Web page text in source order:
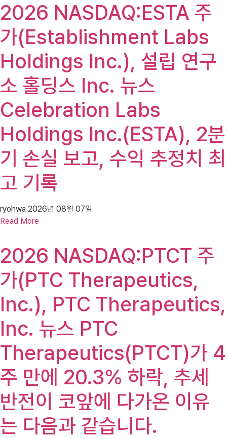
2026 NASDAQ:ESTA 주
가(Establishment Labs
Holdings Inc.), 설립 연구
소 홀딩스 Inc. 뉴스
Celebration Labs
Holdings Inc.(ESTA), 2분
기 손실 보고, 수익 추정치 최
고 기록
ryohwa 2026년 08월 07일
Read More
2026 NASDAQ:PTCT 주
가(PTC Therapeutics,
Inc.), PTC Therapeutics,
Inc. 뉴스 PTC
Therapeutics(PTCT)가 4
주 만에 20.3% 하락, 추세
반전이 코앞에 다가온 이유
는 다음과 같습니다.